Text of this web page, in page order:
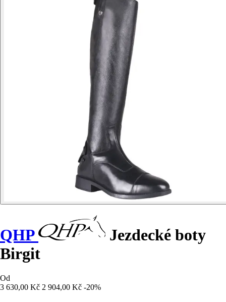
QHP
Jezdecké boty
Birgit
Od
3 630,00 Kč 2 904,00 Kč -20%